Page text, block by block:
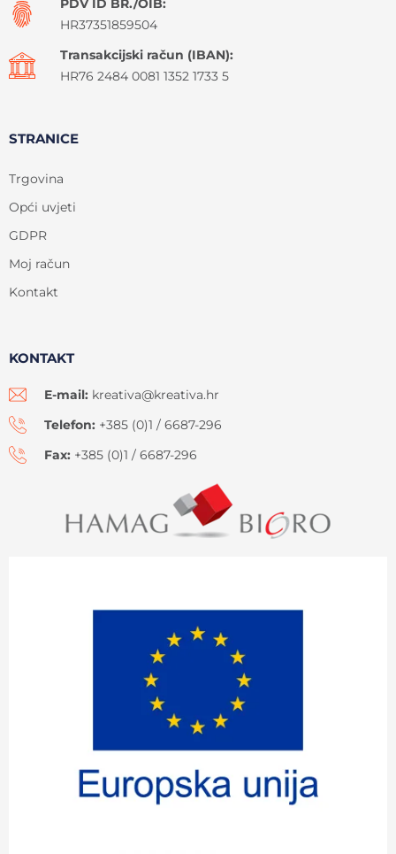
PDV ID BR./OIB:
HR37351859504
Transakcijski račun (IBAN):
HR76 2484 0081 1352 1733 5
STRANICE
Trgovina
Opći uvjeti
GDPR
Moj račun
Kontakt
KONTAKT
E-mail: kreativa@kreativa.hr
Telefon: +385 (0)1 / 6687-296
Fax: +385 (0)1 / 6687-296